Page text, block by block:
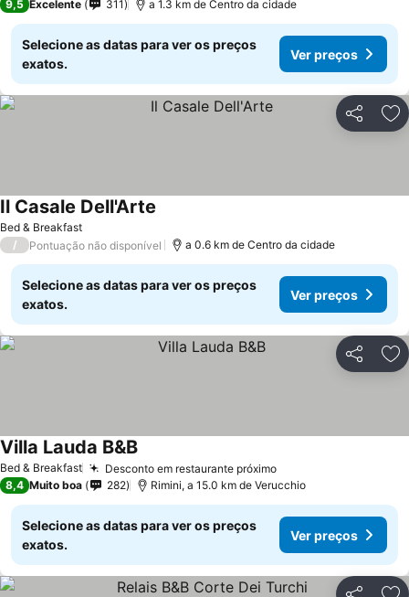
9,5 Excelente 311 a 1.3 km de Centro da cidade
Selecione as datas para ver os preços
exatos.
Ver preços
Partilhar
Bed & Breakfast
Il Casale Dell'Arte
/ Pontuação não disponível a 0.6 km de Centro da cidade
Selecione as datas para ver os preços
exatos.
Ver preços
Partilhar
Bed & Breakfast Desconto em restaurante próximo
Villa Lauda B&B
8,4 Muito boa 282 Rimini, a 15.0 km de Verucchio
Selecione as datas para ver os preços
exatos.
Ver preços